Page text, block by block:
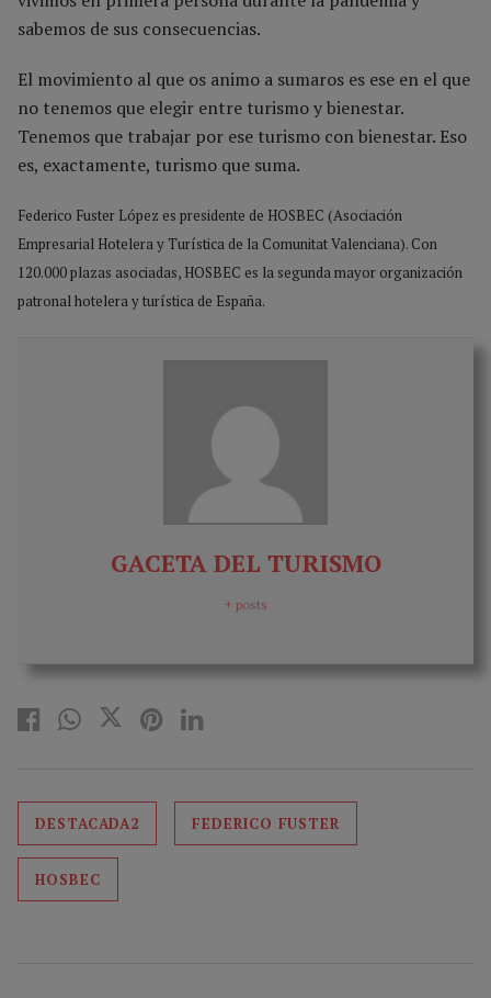
sabemos de sus consecuencias.
El movimiento al que os animo a sumaros es ese en el que
no tenemos que elegir entre turismo y bienestar.
Tenemos que trabajar por ese turismo con bienestar. Eso
es, exactamente, turismo que suma.
Federico Fuster López es presidente de HOSBEC (Asociación
Empresarial Hotelera y Turística de la Comunitat Valenciana). Con
120.000 plazas asociadas, HOSBEC es la segunda mayor organización
patronal hotelera y turística de España.
GACETA DEL TURISMO
+ posts
DESTACADA2 FEDERICO FUSTER
HOSBEC